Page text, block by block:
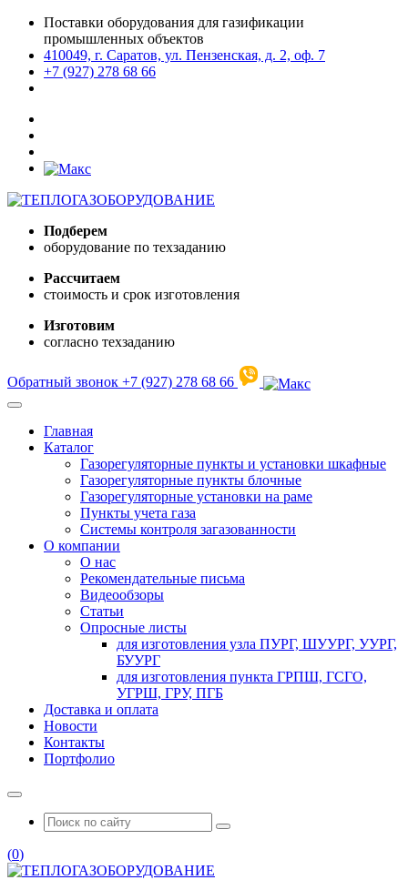
Поставки оборудования для газификации
промышленных объектов
410049, г. Саратов, ул. Пензенская, д. 2, оф. 7
+7 (927) 278 68 66
Подберем
оборудование по техзаданию
Рассчитаем
стоимость и срок изготовления
Изготовим
согласно техзаданию
Обратный звонок +7 (927) 278 68 66
Главная
Каталог
Газорегуляторные пункты и установки шкафные
Газорегуляторные пункты блочные
Газорегуляторные установки на раме
Пункты учета газа
Системы контроля загазованности
О компании
О нас
Рекомендательные письма
Видеообзоры
Статьи
Опросные листы
для изготовления узла ПУРГ, ШУУРГ, УУРГ,
БУУРГ
для изготовления пункта ГРПШ, ГСГО,
УГРШ, ГРУ, ПГБ
Доставка и оплата
Новости
Контакты
Портфолио
(0)